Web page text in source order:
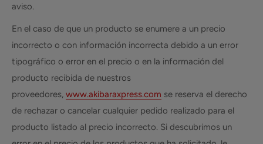
aviso.
En el caso de que un producto se enumere a un precio
incorrecto o con información incorrecta debido a un error
tipográfico o error en el precio o en la información del
producto recibida de nuestros
proveedores, www.akibaraxpress.com se reserva el derecho
de rechazar o cancelar cualquier pedido realizado para el
producto listado al precio incorrecto. Si descubrimos un